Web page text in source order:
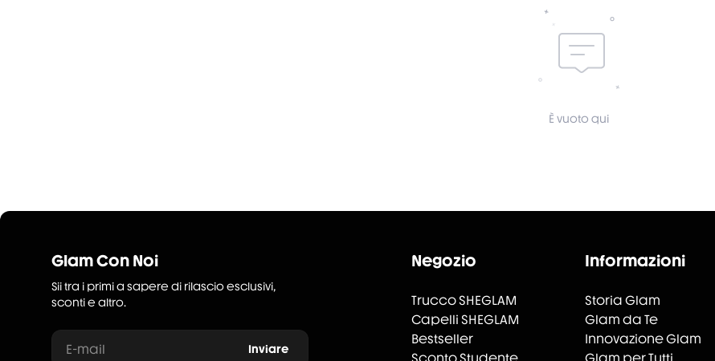
È vuoto qui
Glam Con Noi
Sii tra i primi a sapere di rilascio esclusivi,
sconti e altro.
E-mail Inviare
Negozio
Trucco SHEGLAM
Capelli SHEGLAM
Bestseller
Informazioni
Storia Glam
Glam da Te
Innovazione Glam